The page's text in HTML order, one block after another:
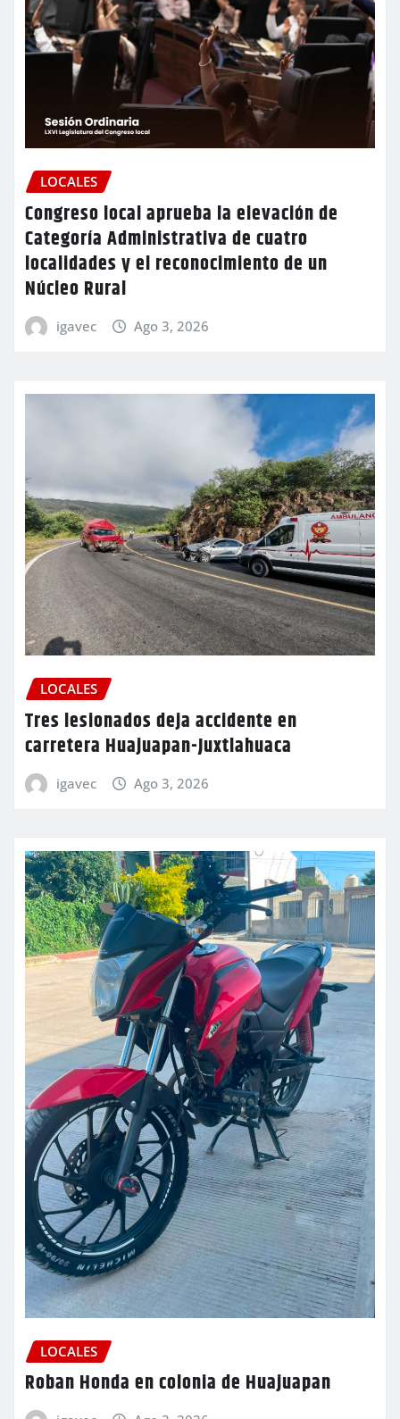
LOCALES
Congreso local aprueba la elevación de
Categoría Administrativa de cuatro
localidades y el reconocimiento de un
Núcleo Rural
igavec Ago 3, 2026
LOCALES
Tres lesionados deja accidente en
carretera Huajuapan-Juxtlahuaca
igavec Ago 3, 2026
LOCALES
Roban Honda en colonia de Huajuapan